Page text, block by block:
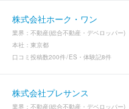
株式会社ホーク・ワン
業界： 不動産(総合不動産・デベロッパー)
本社： 東京都
口コミ投稿数200件 ES・体験記8件
株式会社プレサンス
業界： 不動産(総合不動産・デベロッパー)